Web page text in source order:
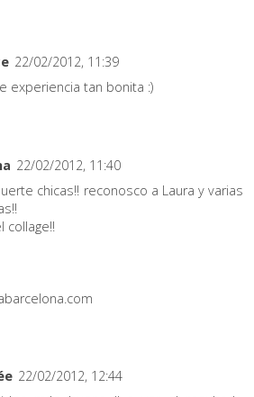
22/02/2012, 11:39
experiencia tan bonita :)
22/02/2012, 11:40
chicas!! reconosco a Laura y varias
collage!!
22/02/2012, 12:44